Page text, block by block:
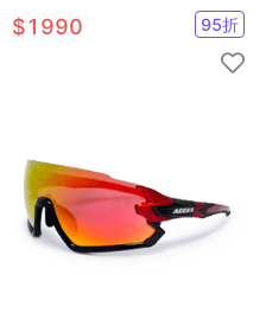
鏡 日本專利浮料 寶麗來偏光鏡
片
$1990 95折